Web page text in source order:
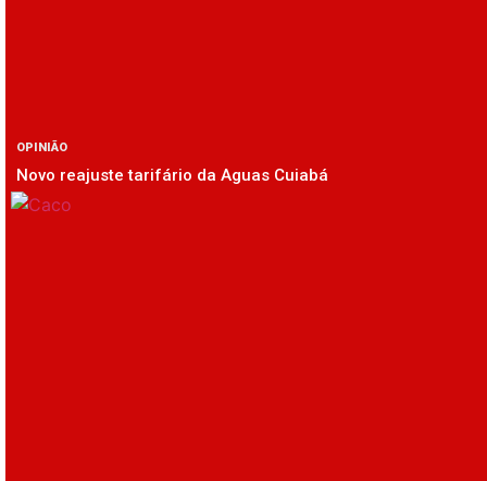
OPINIÃO
Novo reajuste tarifário da Aguas Cuiabá